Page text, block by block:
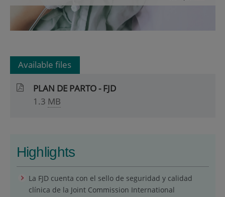
Available files
PLAN DE PARTO - FJD
1.3 MB
Highlights
La FJD cuenta con el sello de seguridad y calidad
clínica de la Joint Commission International